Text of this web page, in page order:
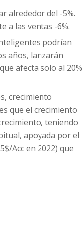
alrededor del -5%.
a las ventas -6%.
podrían
años, lanzarán
afecta solo al 20%
crecimiento
que el crecimiento
teniendo
apoyada por el
Acc en 2022) que